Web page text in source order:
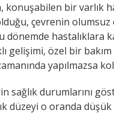
bir varlık
çevrenin
hastalıklara
gelişimi, özel bir
yapılmazsa
sağlık durumlarını
düzeyi o oranda